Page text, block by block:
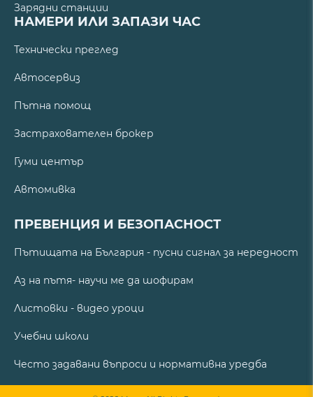
Зарядни станции
НАМЕРИ ИЛИ ЗАПАЗИ ЧАС
Технически преглед
Автосервиз
Пътна помощ
Застрахователен брокер
Гуми център
Автомивка
ПРЕВЕНЦИЯ И БЕЗОПАСНОСТ
Пътищата на България - пусни сигнал за нередност
Аз на пътя- научи ме да шофирам
Листовки - видео уроци
Учебни школи
Често задавани въпроси и нормативна уредба